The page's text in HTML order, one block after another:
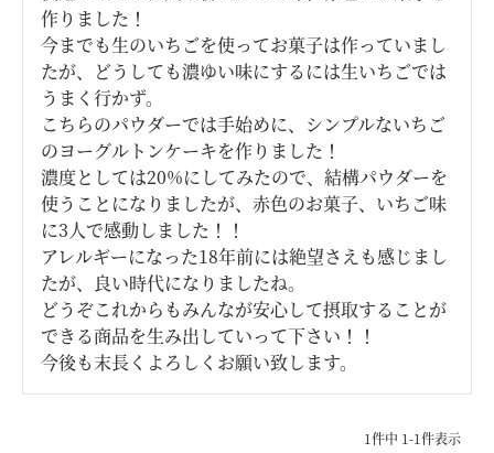
作りました！
今までも生のいちごを使ってお菓子は作っていまし
たが、どうしても濃ゆい味にするには生いちごでは
うまく行かず。
こちらのパウダーでは手始めに、シンプルないちご
のヨーグルトンケーキを作りました！
濃度としては20%にしてみたので、結構パウダーを
使うことになりましたが、赤色のお菓子、いちご味
に3人で感動しました！！
アレルギーになった18年前には絶望さえも感じまし
たが、良い時代になりましたね。
どうぞこれからもみんなが安心して摂取することが
できる商品を生み出していって下さい！！
1件中 1-1件表示